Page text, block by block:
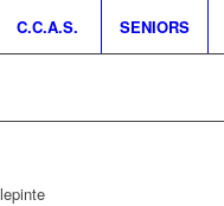
C.C.A.S. SENIORS